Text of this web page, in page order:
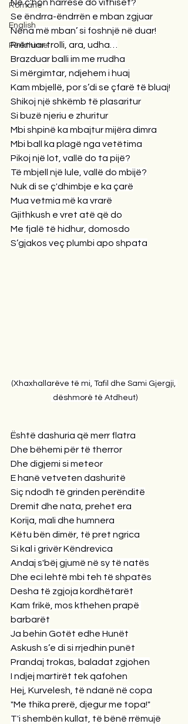
Romane
English
Përkthime
Në ç'hon harrese do vithiset?
Se ëndrra-ëndrrën e mban zgjuar
Nëna më mban’ si foshnjë në duar!
Rrënuar trolli, ara, udha…
Brazduar balli im me rrudha
Si mërgimtar, ndjehem i huaj
Kam mbjellë, por s’di se çfarë të bluaj!
Shikoj një shkëmb të plasaritur
Si buzë njeriu e zhuritur
Mbi shpinë ka mbajtur mijëra dimra
Mbi ball ka plagë nga vetëtima
Pikoj një lot, vallë do ta pijë?
Të mbjell një lule, vallë do mbijë?
Nuk di se ç'dhimbje e ka çarë
Mua vetmia më ka vrarë
Gjithkush e vret atë që do
Me fjalë të hidhur, domosdo
S’gjakos veç plumbi apo shpata
(Xhaxhallarëve të mi, Tafil dhe Sami Gjergji,
dëshmorë të Atdheut)
Është dashuria që merr flatra
Dhe bëhemi për të therror
Dhe digjemi si meteor
E hanë vetveten dashuritë
Siç ndodh të grinden perënditë
Dremit dhe nata, prehet era
Korija, mali dhe humnera
Këtu bën dimër, të pret ngrica
Si kal i grivër Këndrevica
Andaj s'bëj gjumë në sy të natës
Dhe eci lehtë mbi teh të shpatës
Desha të zgjoja kordhëtarët
Kam frikë, mos kthehen prapë
barbarët
Ja behin Gotët edhe Hunët
Askush s’e di si rrjedhin punët
Prandaj trokas, baladat zgjohen
I ndjej martirët tek qafohen
Hej, Kurvelesh, të ndanë në copa
"Me thika prerë, djegur me topa!"
T'i shembën kullat, të bënë rrëmujë